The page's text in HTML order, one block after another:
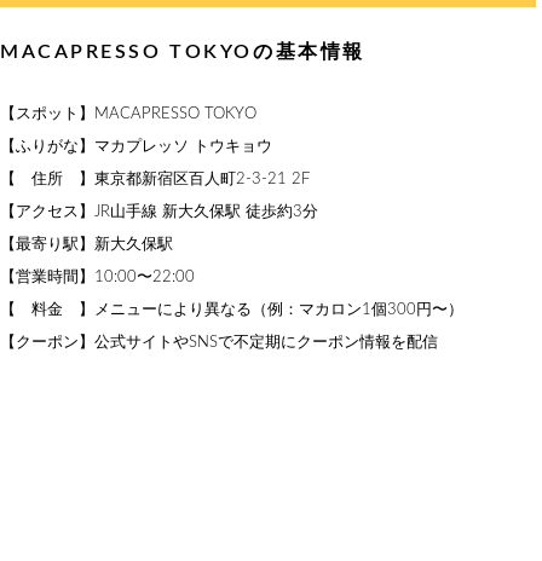
MACAPRESSO TOKYOの基本情報
【スポット】MACAPRESSO TOKYO
【ふりがな】マカプレッソ トウキョウ
【 住所 】東京都新宿区百人町2-3-21 2F
【アクセス】JR山手線 新大久保駅 徒歩約3分
【最寄り駅】新大久保駅
【営業時間】10:00〜22:00
【 料金 】メニューにより異なる（例：マカロン1個300円〜）
【クーポン】公式サイトやSNSで不定期にクーポン情報を配信